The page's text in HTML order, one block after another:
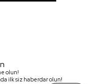
olun!
ilk siz haberdar olun!